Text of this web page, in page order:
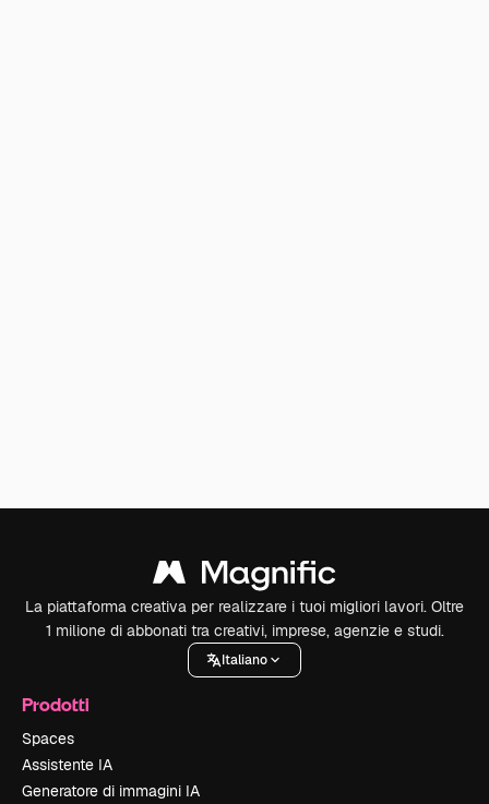
La piattaforma creativa per realizzare i tuoi migliori lavori. Oltre
1 milione di abbonati tra creativi, imprese, agenzie e studi.
Italiano
Prodotti
Spaces
Assistente IA
Generatore di immagini IA